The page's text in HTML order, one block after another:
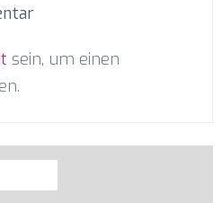
sein, um einen